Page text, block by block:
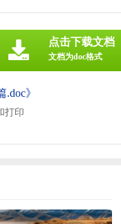
》
打印
点击下载文档
文档为doc格式